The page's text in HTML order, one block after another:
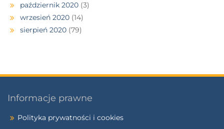
październik 2020 (3)
wrzesień 2020 (14)
sierpień 2020 (79)
Informacje prawne
Polityka prywatności i cookies